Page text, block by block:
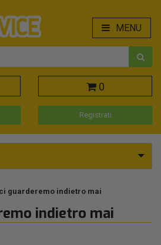
MENU
0
Registrati
guarderemo indietro mai
indietro mai